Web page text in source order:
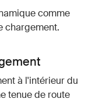
comme
chargement.
à l'intérieur du
tenue de route